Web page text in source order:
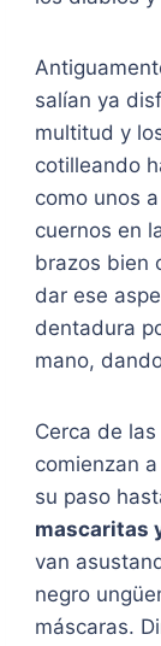
salían ya
multitud y
cotilleando
como unos
cuernos en
brazos bien
dar ese
dentadura
mano,
Cerca de
comienzan
su paso
mascaritas
van
negro
máscaras.